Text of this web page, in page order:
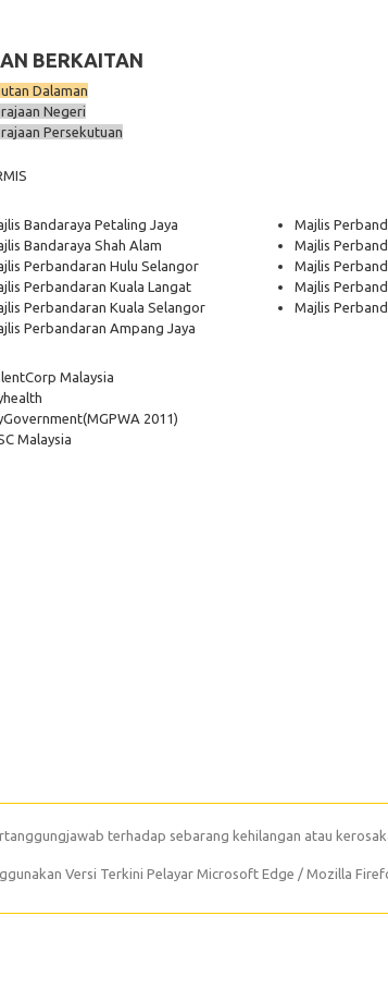
BERKAITAN
Dalaman
Negeri
Persekutuan
Bandaraya Petaling Jaya
Bandaraya Shah Alam
Perbandaran Hulu Selangor
Perbandaran Kuala Langat
Perbandaran Kuala Selangor
Perbandaran Ampang Jaya
Majlis
Majlis
Majlis
Majlis
Majlis
Malaysia
(MGPWA 2011)
Malaysia
terhadap sebarang kehilangan atau
Versi Terkini Pelayar Microsoft Edge / Mozilla